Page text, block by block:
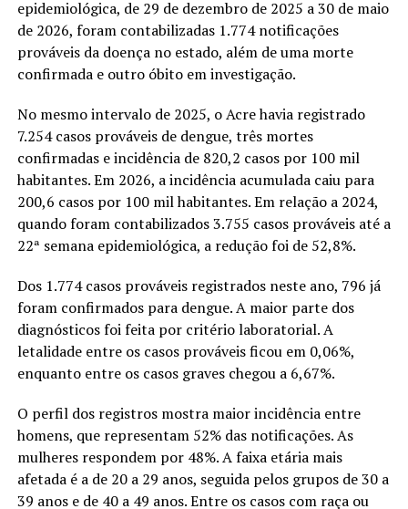
epidemiológica, de 29 de dezembro de 2025 a 30 de maio
de 2026, foram contabilizadas 1.774 notificações
prováveis da doença no estado, além de uma morte
confirmada e outro óbito em investigação.
No mesmo intervalo de 2025, o Acre havia registrado
7.254 casos prováveis de dengue, três mortes
confirmadas e incidência de 820,2 casos por 100 mil
habitantes. Em 2026, a incidência acumulada caiu para
200,6 casos por 100 mil habitantes. Em relação a 2024,
quando foram contabilizados 3.755 casos prováveis até a
22ª semana epidemiológica, a redução foi de 52,8%.
Dos 1.774 casos prováveis registrados neste ano, 796 já
foram confirmados para dengue. A maior parte dos
diagnósticos foi feita por critério laboratorial. A
letalidade entre os casos prováveis ficou em 0,06%,
enquanto entre os casos graves chegou a 6,67%.
O perfil dos registros mostra maior incidência entre
homens, que representam 52% das notificações. As
mulheres respondem por 48%. A faixa etária mais
afetada é a de 20 a 29 anos, seguida pelos grupos de 30 a
39 anos e de 40 a 49 anos. Entre os casos com raça ou